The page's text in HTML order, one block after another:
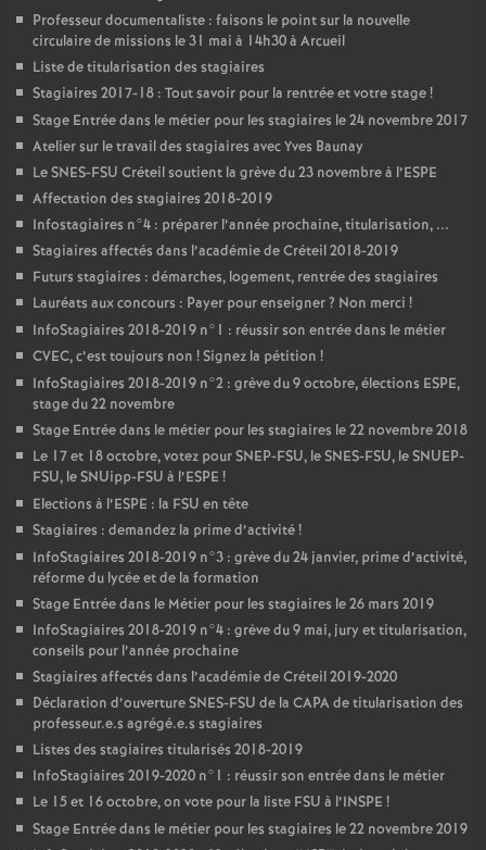
Professeur documentaliste : faisons le point sur la nouvelle
circulaire de missions le 31 mai à 14h30 à Arcueil
Liste de titularisation des stagiaires
Stagiaires 2017-18 : Tout savoir pour la rentrée et votre stage!
Stage Entrée dans le métier pour les stagiaires le 24 novembre 2017
Atelier sur le travail des stagiaires avec Yves Baunay
LeSNES-FSU Créteil soutient la grève du 23 novembre à l’ESPE
Affectation des stagiaires 2018-2019
Infostagiaires n°4 : préparer l’année prochaine, titularisation, ...
Stagiaires affectés dans l’académie de Créteil 2018-2019
Futurs stagiaires : démarches, logement, rentrée des stagiaires
Lauréats aux concours : Payer pour enseigner? Non merci !
InfoStagiaires 2018-2019 n°1 : réussir son entrée dans le métier
CVEC, c’est toujours non ! Signez la pétition !
InfoStagiaires 2018-2019 n°2 : grève du 9 octobre, élections ESPE,
stage du 22 novembre
Stage Entrée dans le métier pour les stagiaires le 22 novembre 2018
Le 17 et 18 octobre, votez pourSNEP-FSU, leSNES-FSU, leSNUEP-
FSU, le SNUipp-FSU à l’ESPE !
Elections à l’ESPE : la FSU en tête
Stagiaires : demandez la prime d’activité!
InfoStagiaires 2018-2019 n°3 : grève du 24 janvier, prime d’activité,
réforme du lycée et de la formation
Stage Entrée dans le Métier pour les stagiaires le 26 mars 2019
InfoStagiaires 2018-2019 n°4 : grève du 9 mai, jury et titularisation,
conseils pour l’année prochaine
Stagiaires affectés dans l’académie de Créteil 2019-2020
Déclaration d’ouvertureSNES-FSU de la CAPAde titularisation des
professeur.e.s agrégé.e.s stagiaires
Listes des stagiaires titularisés 2018-2019
InfoStagiaires 2019-2020 n°1 : réussir son entrée dans le métier
Le 15 et 16 octobre, on vote pour la liste FSU à l’INSPE !
Stage Entrée dans le métier pour les stagiaires le 22 novembre 2019